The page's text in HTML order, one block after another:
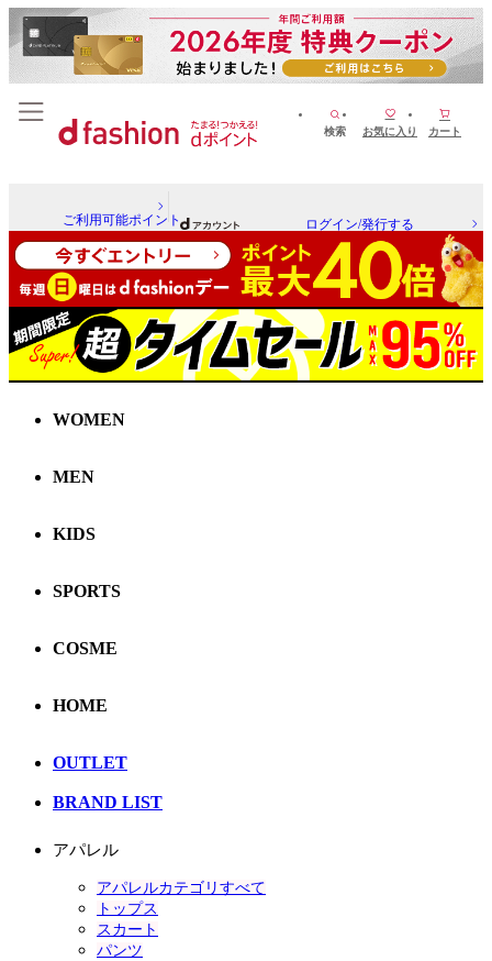
検索 お気に入り カート
ご利用可能ポイント ログイン/発行する
WOMEN
MEN
KIDS
SPORTS
COSME
HOME
OUTLET
BRAND LIST
アパレル
アパレルカテゴリすべて
トップス
スカート
パンツ